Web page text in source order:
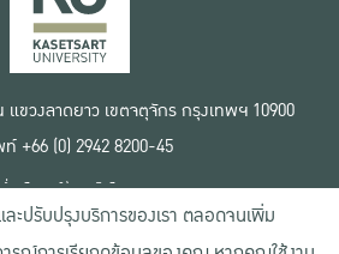
ขวงลาดยาว เขตจตุจักร กรุงเทพฯ 10900
+66 (0) 2942 8200-45
เงื่อนไขการใช้งานเว็บไซต์
ข้อตกลงด้านสิทธิ์ใช้งาน
โยบายความเป็นส่วนตัว
ละปรับปรุงบริการของเรา ตลอดจนเพิ่ม